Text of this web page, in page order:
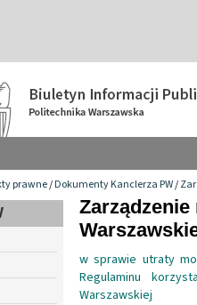
prawne/Dokumenty Kanclerza PW/
w sprawie utraty
Regulaminu
Warszawskiej